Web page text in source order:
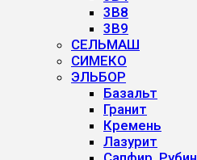
3B8
3B9
СЕЛЬМАШ
СИМЕКО
ЭЛЬБОР
Базальт
Гранит
Кремень
Лазурит